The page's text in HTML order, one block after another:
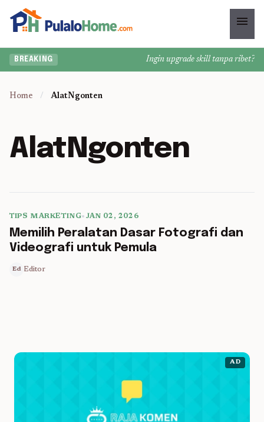
menu
BREAKING Ingin upgrade skill tanpa ribet?
Home / AlatNgonten
AlatNgonten
5 min read
TIPS MARKETING• JAN 02, 2026
Memilih Peralatan Dasar Fotografi dan
Videografi untuk Pemula
Ed Editor
AD